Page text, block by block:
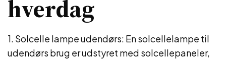
hverdag
1. Solcelle lampe udendørs: En solcellelampe til
udendørs brug er udstyret med solcellepaneler,